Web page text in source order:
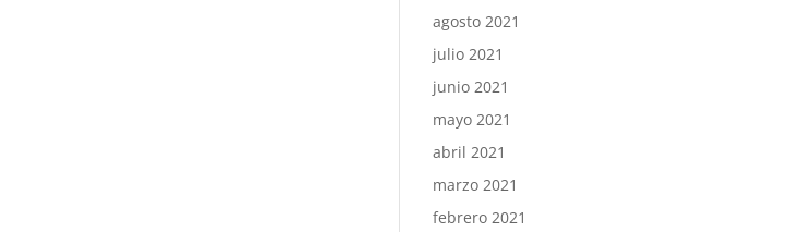
agosto 2021
julio 2021
junio 2021
mayo 2021
abril 2021
marzo 2021
febrero 2021